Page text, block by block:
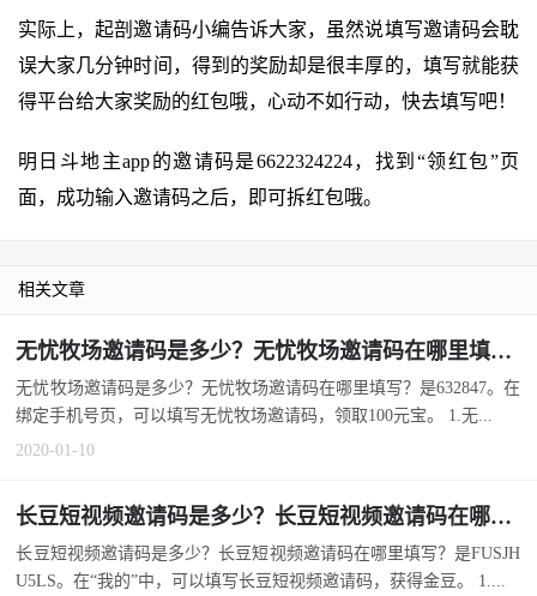
实际上，起剖邀请码小编告诉大家，虽然说填写邀请码会耽
误大家几分钟时间，得到的奖励却是很丰厚的，填写就能获
得平台给大家奖励的红包哦，心动不如行动，快去填写吧！
明日斗地主app的邀请码是6622324224，找到“领红包”页
面，成功输入邀请码之后，即可拆红包哦。
相关文章
无忧牧场邀请码是多少？无忧牧场邀请码在哪里填写？
无忧牧场邀请码是多少？无忧牧场邀请码在哪里填写？是632847。在
绑定手机号页，可以填写无忧牧场邀请码，领取100元宝。 1.无...
2020-01-10
长豆短视频邀请码是多少？长豆短视频邀请码在哪里填写？
长豆短视频邀请码是多少？长豆短视频邀请码在哪里填写？是FUSJH
U5LS。在“我的”中，可以填写长豆短视频邀请码，获得金豆。 1....